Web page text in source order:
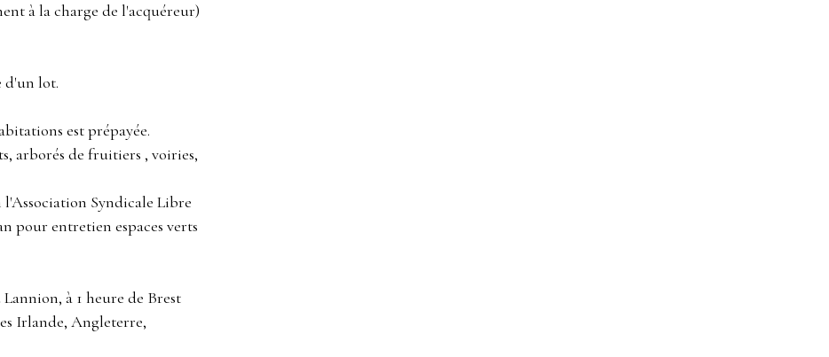
à la charge de l'acquéreur)
d'un lot.
est prépayée.
arborés de fruitiers , voiries,
l'Association Syndicale Libre
pour entretien espaces verts
à 1 heure de Brest
Irlande, Angleterre,